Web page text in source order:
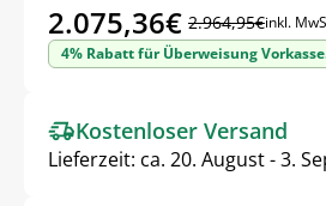
2.964,95€
Ursprünglicher
Preis
2.964,95€
2.075,36€
Aktueller
Preis
2.075,36€.
inkl.
4% Rabatt für Überweisung
Kostenloser Versand
Lieferzeit: ca. 20. August - 3.